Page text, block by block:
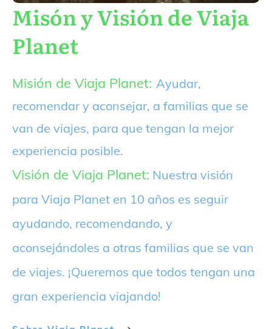
Misón y Visión de Viaja
Planet
Misión de Viaja Planet: Ayudar,
recomendar y aconsejar, a familias que se
van de viajes, para que tengan la mejor
experiencia posible.
Visión de Viaja Planet: Nuestra visión
para Viaja Planet en 10 años es seguir
ayudando, recomendando, y
aconsejándoles a otras familias que se van
de viajes. ¡Queremos que todos tengan una
gran experiencia viajando!